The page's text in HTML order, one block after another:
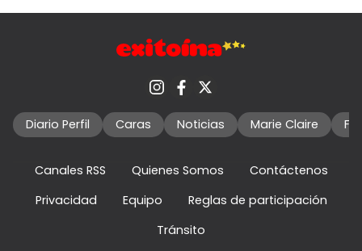
Diario Perfil Caras Noticias Marie Claire
Canales RSS Quienes Somos
Contáctenos
Privacidad
Equipo
Reglas de participación
Tránsito